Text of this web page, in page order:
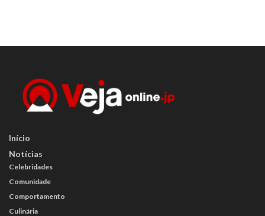
Início
Notícias
Celebridades
Comunidade
Comportamento
Culinária